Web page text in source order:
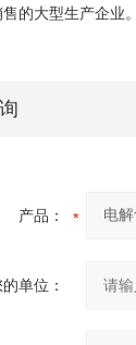
的大型生产企业
产品：
单位：